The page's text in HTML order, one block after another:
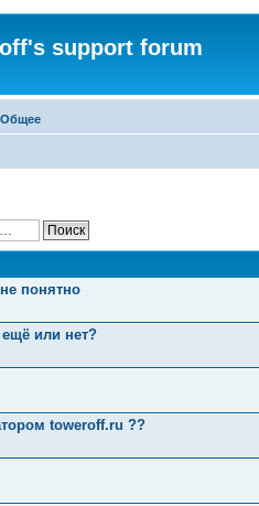
support forum
Общее
понятно
или нет?
toweroff.ru ??